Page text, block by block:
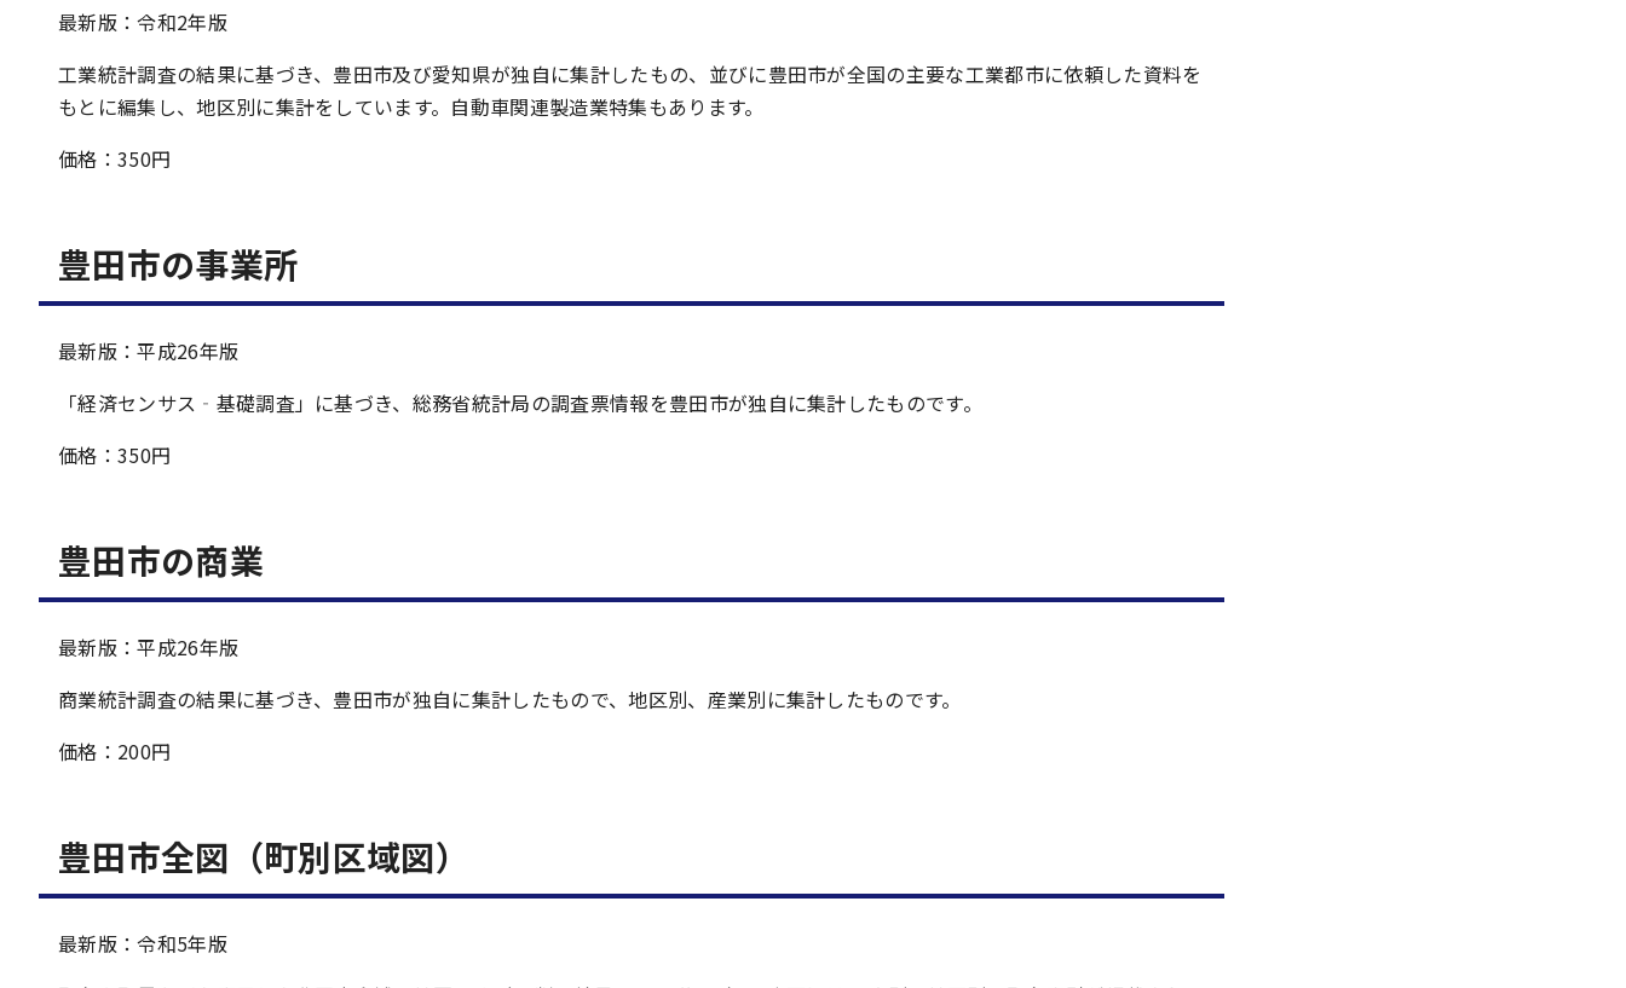
最新版：令和2年版
工業統計調査の結果に基づき、豊田市及び愛知県が独自に集計したもの、並びに豊田市が全国の主要な工業都市に依頼した資料を
もとに編集し、地区別に集計をしています。自動車関連製造業特集もあります。
価格：350円
豊田市の事業所
最新版：平成26年版
「経済センサス‐基礎調査」に基づき、総務省統計局の調査票情報を豊田市が独自に集計したものです。
価格：350円
豊田市の商業
最新版：平成26年版
商業統計調査の結果に基づき、豊田市が独自に集計したもので、地区別、産業別に集計したものです。
価格：200円
豊田市全図（町別区域図）
最新版：令和5年版